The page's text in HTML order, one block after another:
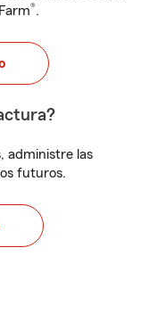
®.
administre las
futuros.